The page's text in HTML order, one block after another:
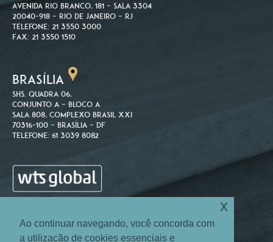
Avenida Rio Branco, 181 – Sala 3304
20040-918 – Rio de Janeiro – RJ
Telefone: 21 3550 3000
Fax: 21 3550 1510
BRASÍLIA
SHS. Quadra 06,
Conjunto A – Bloco A
Sala 808, Complexo Brasil XXI
70316-100 – Brasília – DF
Telefone: 61 3039 8082
Ao continuar navegando, você concorda com
a utilização de cookies essenciais e
x